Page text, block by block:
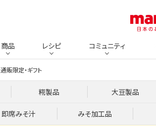
商品 レシピ コミュニティ
通販限定・ギフト
糀製品 大豆製品
即席みそ汁 みそ加工品